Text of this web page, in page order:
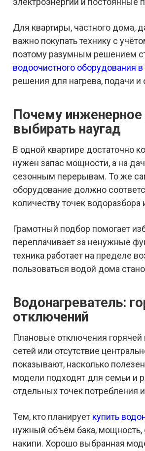
Для квартиры, частного дома,
важно покупать технику с
поэтому разумным решением
водоочистного оборудования в
решения для нагрева, подачи и
Почему инженерное
выбирать наугад
В одной квартире достаточно
нужен запас мощности, а на
сезонным перерывам. То же
оборудование должно
количеству точек
Грамотный подбор помогает
переплачивает за ненужные
техника работает на пределе
пользоваться водой дома
Водонагреватель:
отключений
Плановые отключения
сетей или отсутствие
показывают, насколько
модели подходят для семьи и
отдельных точек
Тем, кто планирует купить
нужный объём бака, мощность,
накипи. Хорошо выбранная